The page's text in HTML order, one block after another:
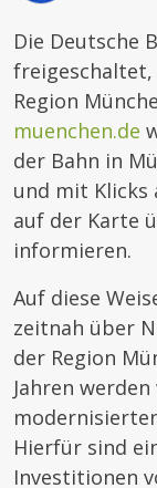
Die Deutsche
freigeschaltet,
Region
muenchen.de
der Bahn in
und mit Klicks
auf der Karte
informieren.
Auf diese
zeitnah über
der Region
Jahren
Hierfür sind
Investitionen